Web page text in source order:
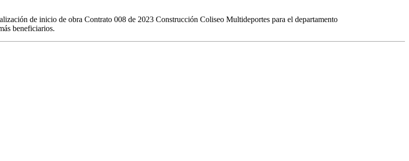
de inicio de obra Contrato 008 de 2023 Construcción Coliseo Multideportes para el departamento
beneficiarios.